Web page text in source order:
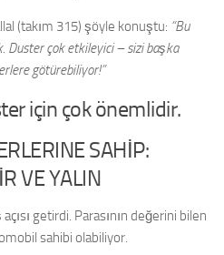
(takım 315) şöyle konuştu: “Bu
Duster çok etkileyici – sizi başka
götürebiliyor!”
için çok önemlidir.
SAHİP:
VE YALIN
getirdi. Parasının değerini bilen
sahibi olabiliyor.